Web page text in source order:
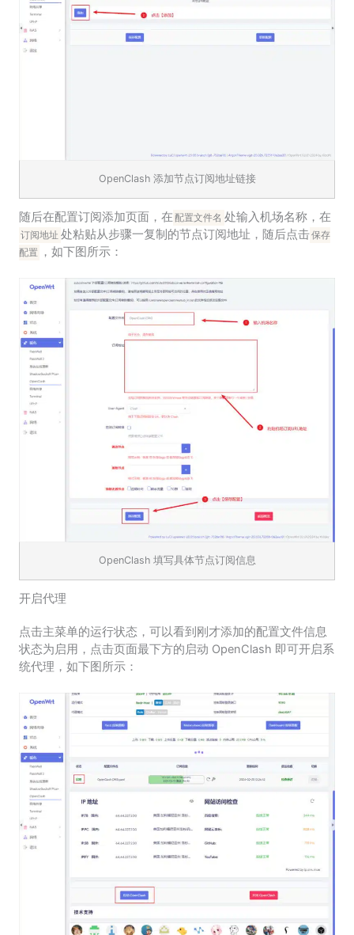
OpenClash 添加节点订阅地址链接
随后在配置订阅添加页面，在 配置文件名 处输入机场名称，在
订阅地址 处粘贴从步骤一复制的节点订阅地址，随后点击保存
配置 ，如下图所示：
OpenClash 填写具体节点订阅信息
开启代理
点击主菜单的运行状态，可以看到刚才添加的配置文件信息
状态为启用，点击页面最下方的启动 OpenClash 即可开启系
统代理，如下图所示：